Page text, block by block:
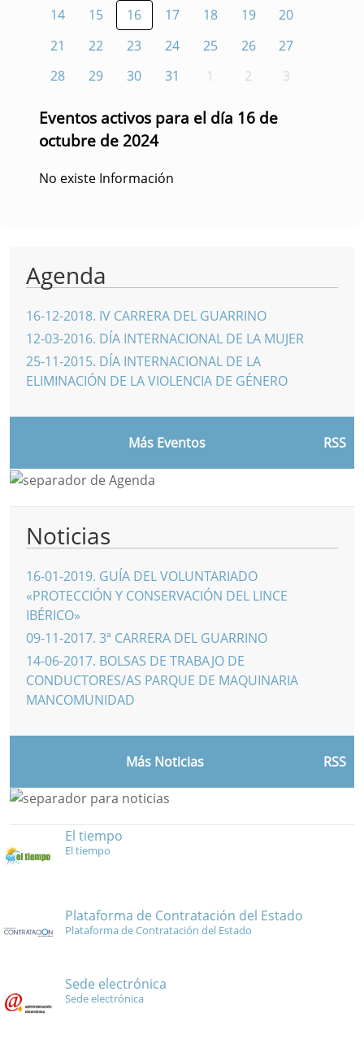
14
15 16 17 18 19
20
21
22 23 24 25 26
27
28
29 30 31 1 2 3
Eventos activos para el día 16 de
octubre de 2024
No existe Información
Agenda
16-12-2018. IV CARRERA DEL GUARRINO
12-03-2016. DÍA INTERNACIONAL DE LA MUJER
25-11-2015. DÍA INTERNACIONAL DE LA
ELIMINACIÓN DE LA VIOLENCIA DE GÉNERO
Más Eventos RSS
Noticias
16-01-2019. GUÍA DEL VOLUNTARIADO
«PROTECCIÓN Y CONSERVACIÓN DEL LINCE
IBÉRICO»
09-11-2017. 3ª CARRERA DEL GUARRINO
14-06-2017. BOLSAS DE TRABAJO DE
CONDUCTORES/AS PARQUE DE MAQUINARIA
MANCOMUNIDAD
Más Noticias RSS
El tiempo
El tiempo
Plataforma de Contratación del Estado
Plataforma de Contratación del Estado
Sede electrónica
Sede electrónica